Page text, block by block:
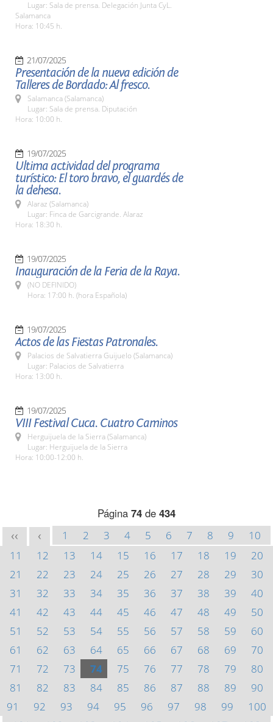
Lugar: Sala de prensa. Delegación Junta CyL.
Salamanca
Hora: 10:45 h.
21/07/2025
Presentación de la nueva edición de
Talleres de Bordado: Al fresco.
Salamanca (Salamanca)
Lugar: Sala de prensa. Diputación
Hora: 10:00 h.
19/07/2025
Ultima actividad del programa
turístico: El toro bravo, el guardés de
la dehesa.
Alaraz (Salamanca)
Lugar: Finca de Garcigrande. Alaraz
Hora: 18:30 h.
19/07/2025
Inauguración de la Feria de la Raya.
(NO DEFINIDO)
Hora: 17:00 h. (hora Española)
19/07/2025
Actos de las Fiestas Patronales.
Palacios de Salvatierra Guijuelo (Salamanca)
Lugar: Palacios de Salvatierra
Hora: 13:00 h.
19/07/2025
VIII Festival Cuca. Cuatro Caminos
Herguijuela de la Sierra (Salamanca)
Lugar: Herguijuela de la Sierra
Hora: 10:00-12:00 h.
Página 74 de 434
<< < 1 2 3 4 5 6 7 8 9
10
11
12 13 14 15 16 17 18 19
20
21
22 23 24 25 26 27 28 29
30
31
32 33 34 35 36 37 38 39
40
41
42 43 44 45 46 47 48 49
50
51
52 53 54 55 56 57 58 59
60
61
62 63 64 65 66 67 68 69
70
71
72 73 74 75 76 77 78 79
80
81
82 83 84 85 86 87 88 89
90
91
92 93 94 95 96 97 98 99
100